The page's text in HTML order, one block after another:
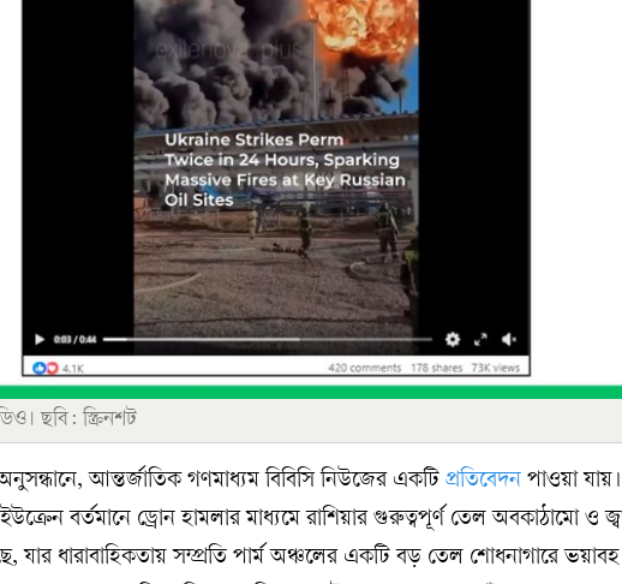
ছবি: স্ক্রিনশট
আন্তর্জাতিক গণমাধ্যম বিবিসি নিউজের একটি প্রতিবেদন পাওয়া
বর্তমানে ড্রোন হামলার মাধ্যমে রাশিয়ার গুরুত্বপূর্ণ তেল অবকাঠামো ও
যার ধারাবাহিকতায় সম্প্রতি পার্ম অঞ্চলের একটি বড় তেল শোধনাগারে